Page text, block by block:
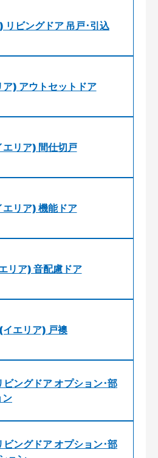
ビングドア 吊戸･引込
) アウトセットドア
リア) 間仕切戸
リア) 機能ドア
リア) 音配慮ドア
エリア) 戸襖
ングドア オプション･部
ン
ングドア オプション･部